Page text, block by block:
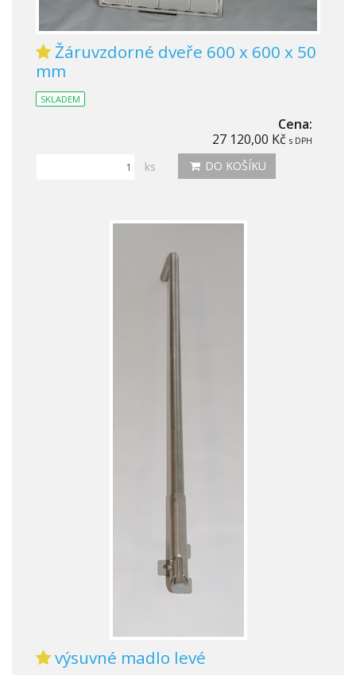
Žáruvzdorné dveře 600 x 600 x 50
mm
SKLADEM
Cena:
27 120,00 Kč s DPH
ks DO KOŠÍKU
výsuvné madlo levé